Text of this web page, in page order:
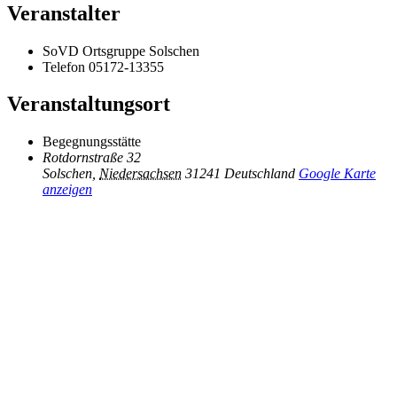
Veranstalter
SoVD Ortsgruppe Solschen
Telefon 05172-13355
Veranstaltungsort
Begegnungsstätte
Rotdornstraße 32
Solschen Niedersachsen 31241 Deutschland Google Karte
anzeigen